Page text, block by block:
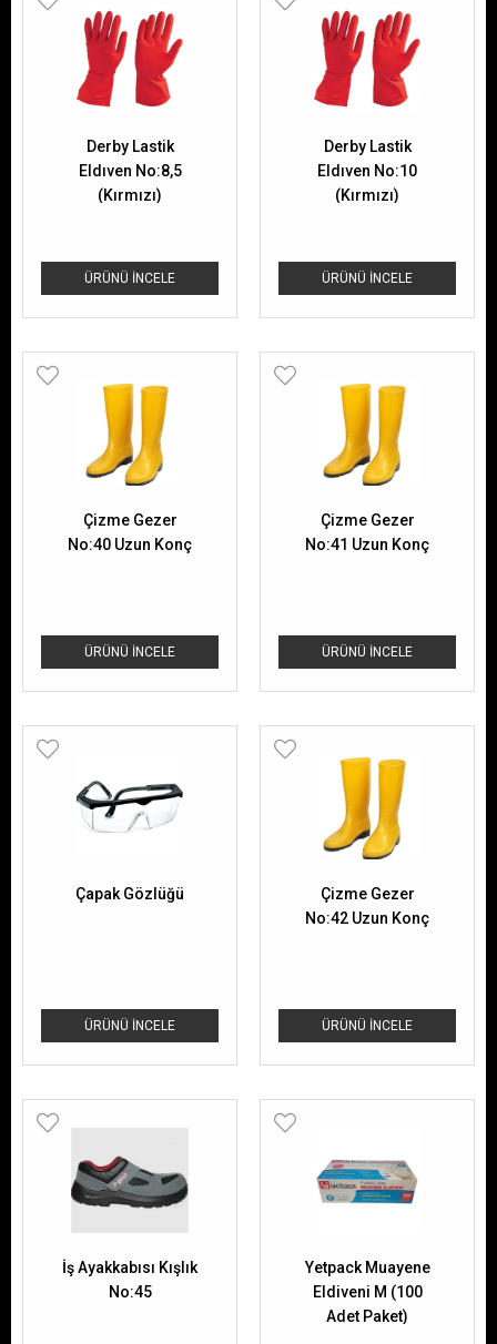
ÜRÜNÜ İNCELE
Derby Lastik
Eldıven No:8,5
(Kırmızı)
ÜRÜNÜ İNCELE
Derby Lastik
Eldıven No:10
(Kırmızı)
ÜRÜNÜ İNCELE
Çizme Gezer
No:40 Uzun Konç
ÜRÜNÜ İNCELE
Çizme Gezer
No:41 Uzun Konç
ÜRÜNÜ İNCELE
Çapak Gözlüğü
ÜRÜNÜ İNCELE
Çizme Gezer
No:42 Uzun Konç
İş Ayakkabısı Kışlık
No:45
Yetpack Muayene
Eldiveni M (100
Adet Paket)